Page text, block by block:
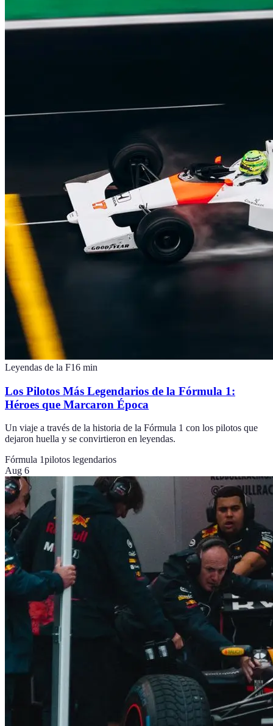
Leyendas de la F16 min
Los Pilotos Más Legendarios de la Fórmula 1:
Héroes que Marcaron Época
Un viaje a través de la historia de la Fórmula 1 con los pilotos que
dejaron huella y se convirtieron en leyendas.
Fórmula 1pilotos legendarios
Aug 6